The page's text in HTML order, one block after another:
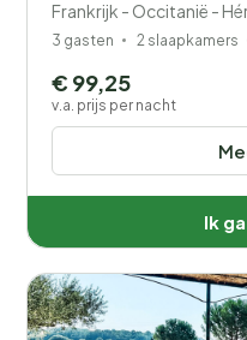
Frankrijk - Occitanië -
3 gasten 2 slaapkamers
€ 99,25
v.a. prijs per nacht
Ik